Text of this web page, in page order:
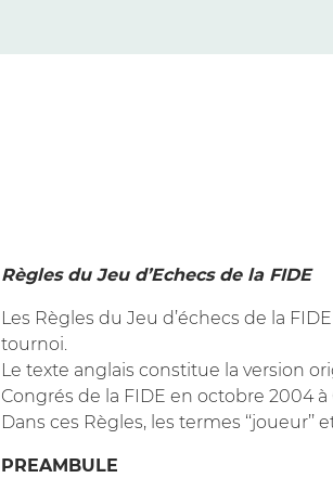
Règles du Jeu d’Echecs de la FIDE
Les Règles du Jeu d’échecs de la
tournoi.
Le texte anglais constitue la version
Congrés de la FIDE en octobre 2004
Dans ces Règles, les termes
PREAMBULE